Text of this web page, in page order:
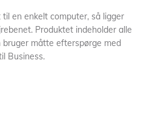
en enkelt computer, så ligger
Produktet indeholder alle
bruger måtte efterspørge med
Business.